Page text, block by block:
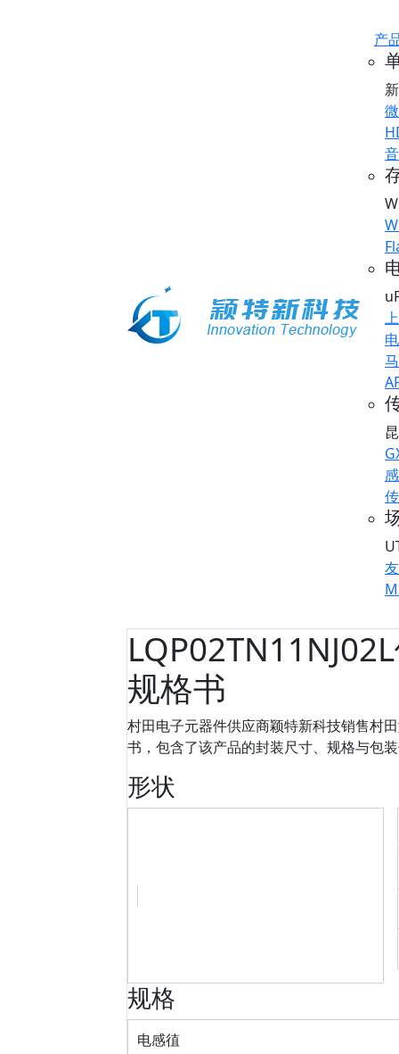
产
规格书
村田电子元器件供应商颖特新科技销售村
书，包含了该产品的封装尺寸、规格与包
形状
规格
电感徝